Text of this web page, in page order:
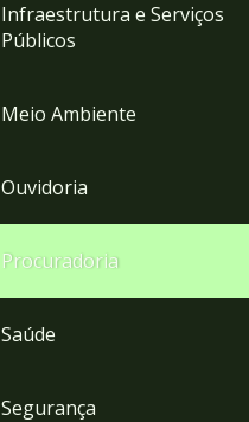
Infraestrutura e Serviços
Públicos
Meio Ambiente
Ouvidoria
Procuradoria
Saúde
Segurança